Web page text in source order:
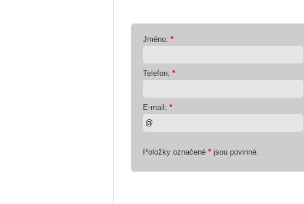
Jméno: *
Telefon: *
E-mail: *
Položky označené * jsou povinné.